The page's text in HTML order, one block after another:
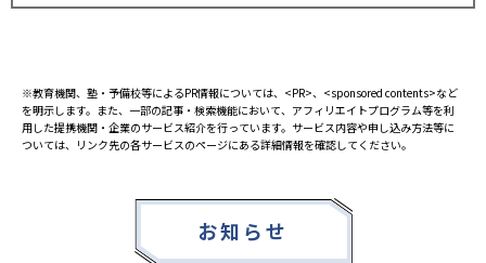
※教育機関、塾・予備校等によるPR情報については、<PR>、<sponsored contents>など
を明示します。また、一部の記事・検索機能において、アフィリエイトプログラム等を利
用した提携機関・企業のサービス紹介を行っています。サービス内容や申し込み方法等に
ついては、リンク先の各サービスのページにある詳細情報を確認してください。
お知らせ